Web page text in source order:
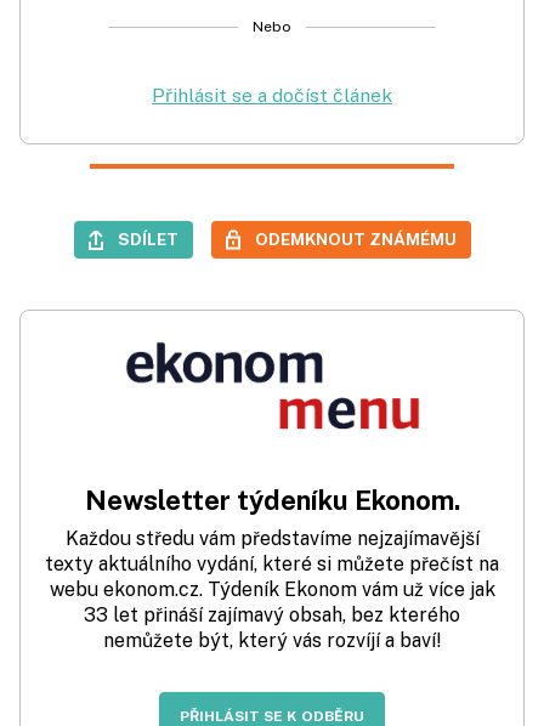
Nebo
Přihlásit se a dočíst článek
SDÍLET ODEMKNOUT ZNÁMÉMU
Newsletter týdeníku Ekonom.
Každou středu vám představíme nejzajímavější
texty aktuálního vydání, které si můžete přečíst na
webu ekonom.cz. Týdeník Ekonom vám už více jak
33 let přináší zajímavý obsah, bez kterého
nemůžete být, který vás rozvíjí a baví!
PŘIHLÁSIT SE K ODBĚRU